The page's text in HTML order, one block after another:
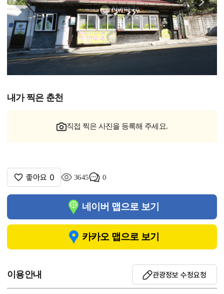
내가 찍은 춘천
직접 찍은 사진을 등록해 주세요.
좋아요 0 3645 0
네이버 맵으로 보기
카카오 맵으로 보기
이용안내 관광정보 수정요청